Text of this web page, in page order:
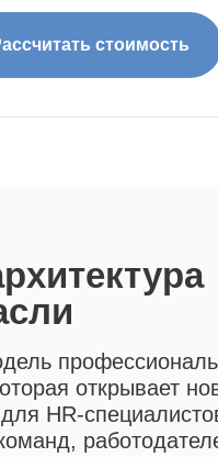
стоимость
Оферта
Реквизиты
Политика
конфиденциальности
О НАС